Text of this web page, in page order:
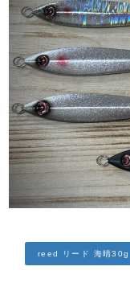
reed リード 海晴30g